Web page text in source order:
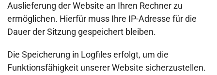
Auslieferung der Website an Ihren Rechner zu
ermöglichen. Hierfür muss Ihre IP-Adresse für die
Dauer der Sitzung gespeichert bleiben.
Die Speicherung in Logfiles erfolgt, um die
Funktionsfähigkeit unserer Website sicherzustellen.